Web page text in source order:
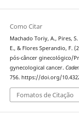
Como Citar
Machado Toriy, A., Pires,
E., & Flores Sperandio, F.
pós-câncer ginecológico/
gynecological cancer.
756. https://doi.org/
Fomatos de Citação